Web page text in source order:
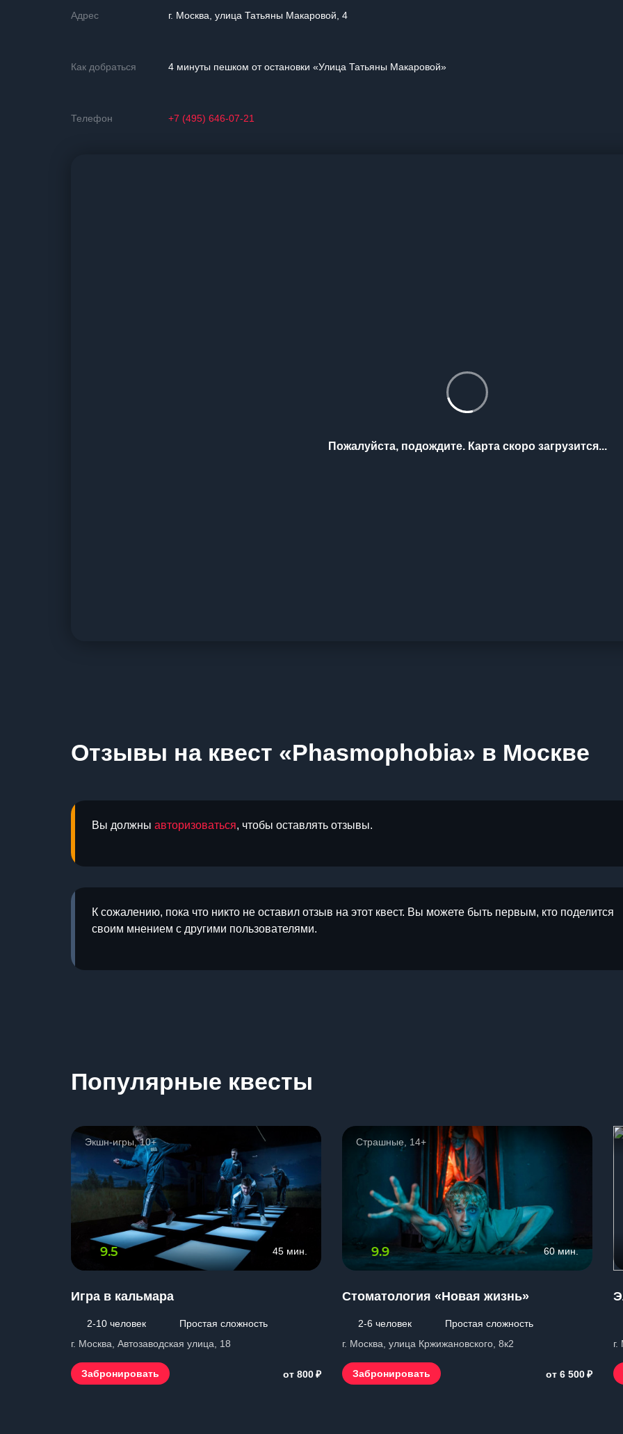
Адрес г. Москва, улица Татьяны Макаровой, 4
Как добраться 4 минуты пешком от остановки «Улица Татьяны Макаровой»
Телефон +7 (495) 646-07-21
Пожалуйста, подождите. Карта скоро загрузится...
Отзывы на квест «Phasmophobia» в Москве
Вы должны авторизоваться, чтобы оставлять отзывы.
К сожалению, пока что никто не оставил отзыв на этот квест. Вы можете быть первым, кто поделится
своим мнением с другими пользователями.
Популярные квесты
Экшн-игры, 10+
9.5 45 мин.
Игра в кальмара
2-10 человек
Простая сложность
г. Москва, Автозаводская улица, 18
Забронировать от 800₽
Страшные, 14+
9.9 60 мин.
Стоматология «Новая жизнь»
2-6 человек
Простая сложность
г. Москва, улица Кржижановского, 8к2
Забронировать от 6 500₽